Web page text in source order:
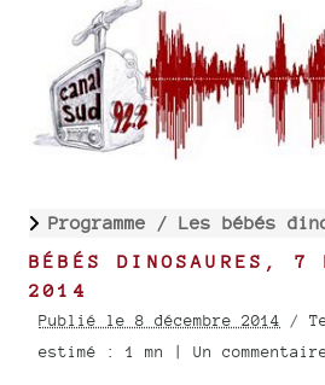
Programme / Les bébés
BÉBÉS DINOSAURES, 7
2014
Publié le 8 décembre 2014 /
estimé : 1 mn | Un